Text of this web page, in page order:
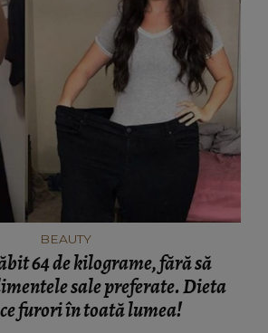
BEAUTY
64 de kilograme, fără să
sale preferate. Dieta
furori în toată lumea!